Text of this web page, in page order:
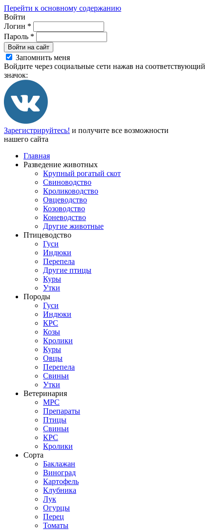
Перейти к основному содержанию
Войти
Логин *
Пароль *
Войти на сайт
Запомнить меня
Войдите через социальные сети нажав на соответствующий
значок:
Зарегистрируйтесь! и получите все возможности
нашего сайта
Главная
Разведение животных
Крупный рогатый скот
Свиноводство
Кролиководство
Овцеводство
Козоводство
Коневодство
Другие животные
Птицеводство
Гуси
Индюки
Перепела
Другие птицы
Куры
Утки
Породы
Гуси
Индюки
КРС
Козы
Кролики
Куры
Овцы
Перепела
Свиньи
Утки
Ветеринария
МРС
Препараты
Птицы
Свиньи
КРС
Кролики
Сорта
Баклажан
Виноград
Картофель
Клубника
Лук
Огурцы
Перец
Томаты